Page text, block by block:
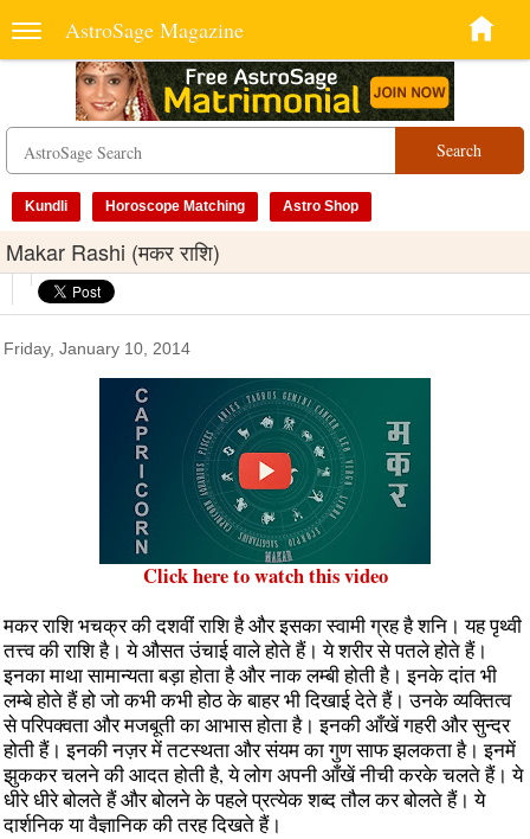
AstroSage Magazine
Search
Kundli Horoscope Matching Astro Shop
Makar Rashi (मकर राशि)
Friday, January 10, 2014
Click here to watch this video
मकर राशि भचक्र की दशवीं राशि है और इसका स्वामी ग्रह है शनि। यह पृथ्वी
तत्त्व की राशि है। ये औसत उंचाई वाले होते हैं। ये शरीर से पतले होते हैं।
इनका माथा सामान्यता बड़ा होता है और नाक लम्बी होती है। इनके दांत भी
लम्बे होते हैं हो जो कभी कभी होठ के बाहर भी दिखाई देते हैं। उनके व्यक्तित्व
से परिपक्वता और मजबूती का आभास होता है। इनकी आँखें गहरी और सुन्दर
होती हैं। इनकी नज़र में तटस्थता और संयम का गुण साफ झलकता है। इनमें
झुककर चलने की आदत होती है, ये लोग अपनी आँखें नीची करके चलते हैं। ये
धीरे धीरे बोलते हैं और बोलने के पहले प्रत्येक शब्द तौल कर बोलते हैं। ये
दार्शनिक या वैज्ञानिक की तरह दिखते हैं।